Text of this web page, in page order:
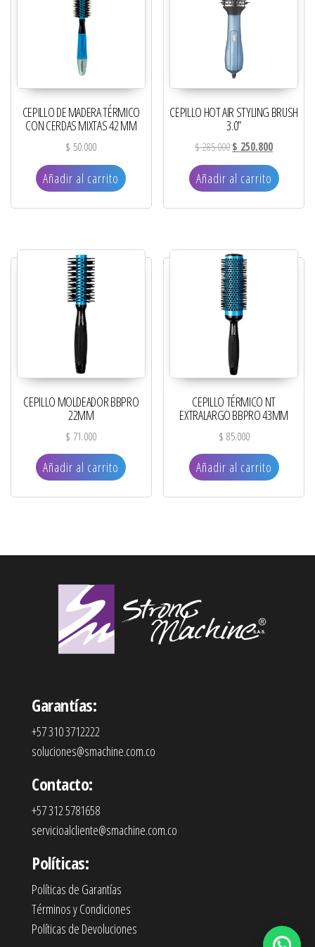
CEPILLO DE MADERA TÉRMICO
CON CERDAS MIXTAS 42 MM
$ 50.000
Añadir al carrito
CEPILLO HOT AIR STYLING BRUSH
3.0”
$285.000El precio original era:
$ 250.800El precio
Añadir al carrito
CEPILLO MOLDEADOR BBPRO
22MM
$ 71.000
Añadir al carrito
CEPILLO TÉRMICO NT
EXTRALARGO BBPRO 43MM
$ 85.000
Añadir al carrito
Garantías:
+57 310 3712222
soluciones@smachine.com.co
Contacto:
+57 312 5781658
servicioalcliente@smachine.com.co
Políticas:
Políticas de Garantías
Términos y Condiciones
Políticas de Devoluciones